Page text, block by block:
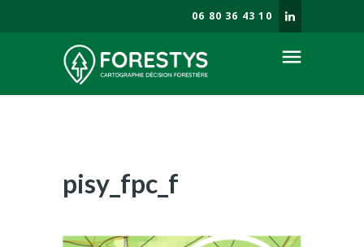
06 80 36 43 10
menu
Société
Prestations
pisy_fpc_f